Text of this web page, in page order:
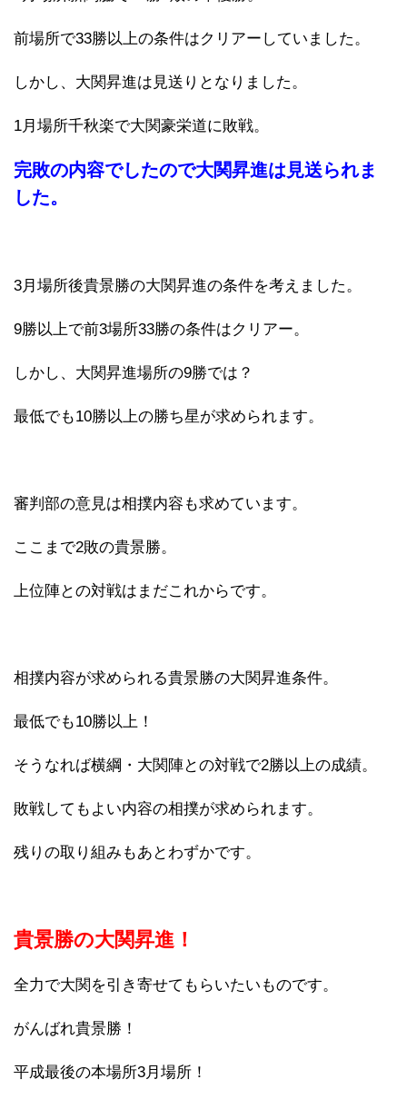
前場所で33勝以上の条件はクリアーしていました。
しかし、大関昇進は見送りとなりました。
1月場所千秋楽で大関豪栄道に敗戦。
完敗の内容でしたので大関昇進は見送られま
した。
3月場所後貴景勝の大関昇進の条件を考えました。
9勝以上で前3場所33勝の条件はクリアー。
しかし、大関昇進場所の9勝では？
最低でも10勝以上の勝ち星が求められます。
審判部の意見は相撲内容も求めています。
ここまで2敗の貴景勝。
上位陣との対戦はまだこれからです。
相撲内容が求められる貴景勝の大関昇進条件。
最低でも10勝以上！
そうなれば横綱・大関陣との対戦で2勝以上の成績。
敗戦してもよい内容の相撲が求められます。
残りの取り組みもあとわずかです。
貴景勝の大関昇進！
全力で大関を引き寄せてもらいたいものです。
がんばれ貴景勝！
平成最後の本場所3月場所！